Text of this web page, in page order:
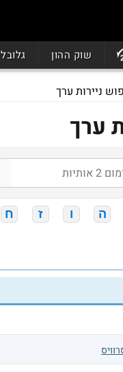
שוק ההון גלובל
ניירות ערך
ערך
ה ו ז ח